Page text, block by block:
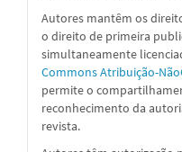
Autores mantêm os
o direito de primeira
simultaneamente
Commons Atribuição-
permite o
reconhecimento da
revista.